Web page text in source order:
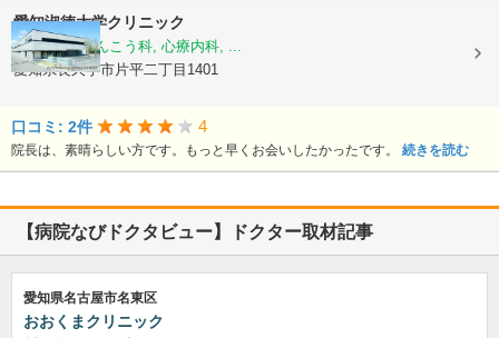
愛知淑徳大学クリニック
眼科, 耳鼻いんこう科, 心療内科, ...
愛知県長久手市片平二丁目1401
口コミ: 2件 4
院長は、素晴らしい方です。もっと早くお会いしたかったです。 続きを読む
【病院なびドクタビュー】ドクター取材記事
愛知県名古屋市名東区
おおくまクリニック